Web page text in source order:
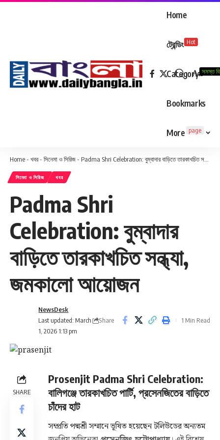
Home
ট্রেন্ডিং Hot
Category সমস্ত
Bookmarks
More page
Font
Aa
Home- খবর- সিনেমা ও সিরিজ- Padma Shri Celebration: বুম্বাদার বাড়িতে তারকাখচিত সন্ধ্যা, জমকালো আয়োজন
সিনেমা ও সিরিজ খবর
Padma Shri
Celebration: বুম্বাদার
বাড়িতে তারকাখচিত সন্ধ্যা,
জমকালো আয়োজন
Last updated: March
1, 2026 1:13 pm
NewsDesk
Share
1 Min Read
SHARE
Prosenjit Padma Shri Celebration:
বালিগঞ্জে তারকাখচিত পার্টি, প্রসেনজিতের বাড়িতে
চাঁদের হাট
সম্প্রতি পদ্মশ্রী সম্মানে ভূষিত হয়েছেন টলিউডের অন্যতম